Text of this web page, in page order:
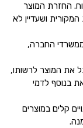
החזרת המוצר
ושעדיין לא
החברה,
את המוצר לרשותו,
בנוסף לדמי
קלים במוצרים